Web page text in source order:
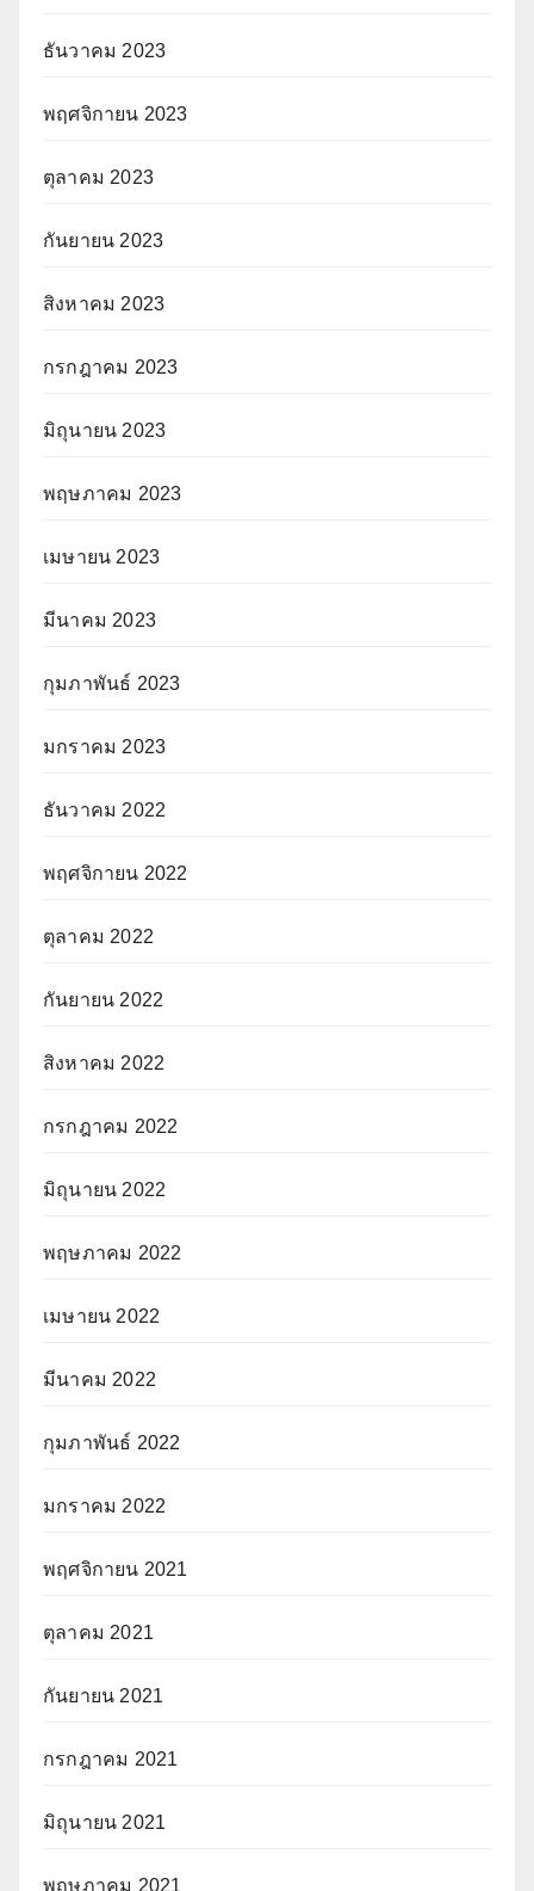
ธันวาคม 2023
พฤศจิกายน 2023
ตุลาคม 2023
กันยายน 2023
สิงหาคม 2023
กรกฎาคม 2023
มิถุนายน 2023
พฤษภาคม 2023
เมษายน 2023
มีนาคม 2023
กุมภาพันธ์ 2023
มกราคม 2023
ธันวาคม 2022
พฤศจิกายน 2022
ตุลาคม 2022
กันยายน 2022
สิงหาคม 2022
กรกฎาคม 2022
มิถุนายน 2022
พฤษภาคม 2022
เมษายน 2022
มีนาคม 2022
กุมภาพันธ์ 2022
มกราคม 2022
พฤศจิกายน 2021
ตุลาคม 2021
กันยายน 2021
กรกฎาคม 2021
มิถุนายน 2021
พฤษภาคม 2021